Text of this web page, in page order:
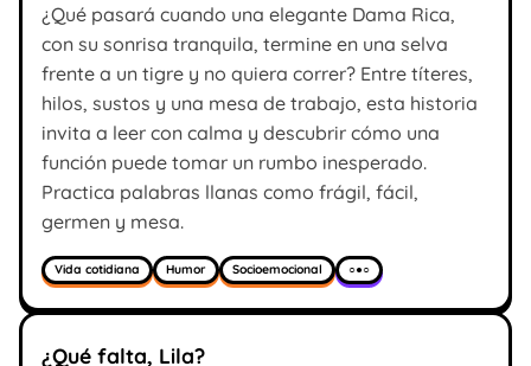
¿Qué pasará cuando una elegante Dama Rica,
con su sonrisa tranquila, termine en una selva
frente a un tigre y no quiera correr? Entre títeres,
hilos, sustos y una mesa de trabajo, esta historia
invita a leer con calma y descubrir cómo una
función puede tomar un rumbo inesperado.
Practica palabras llanas como frágil, fácil,
germen y mesa.
Vida cotidiana Humor Socioemocional ○●○
¿Qué falta, Lila?